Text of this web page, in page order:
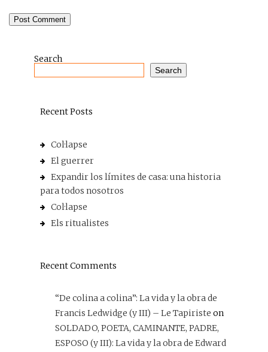
Search
Search
Recent Posts
Col·lapse
El guerrer
Expandir los límites de casa: una historia
para todos nosotros
Col·lapse
Els ritualistes
Recent Comments
“De colina a colina”: La vida y la obra de
Francis Ledwidge (y III) – Le Tapiriste on
SOLDADO, POETA, CAMINANTE, PADRE,
ESPOSO (y III): La vida y la obra de Edward